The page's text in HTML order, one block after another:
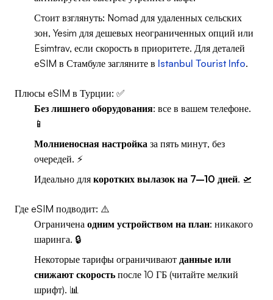
Стоит взглянуть: Nomad для удаленных сельских
зон, Yesim для дешевых неограниченных опций или
Esimtrav, если скорость в приоритете. Для деталей
eSIM в Стамбуле загляните в Istanbul Tourist Info.
Плюсы eSIM в Турции: ✅
Без лишнего оборудования: все в вашем телефоне.
📱
Молниеносная настройка за пять минут, без
очередей. ⚡
Идеально для коротких вылазок на 7–10 дней. 🛫
Где eSIM подводит: ⚠️
Ограничена одним устройством на план: никакого
шаринга. 🔒
Некоторые тарифы ограничивают данные или
снижают скорость после 10 ГБ (читайте мелкий
шрифт). 📊